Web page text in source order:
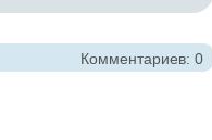
Комментариев: 0